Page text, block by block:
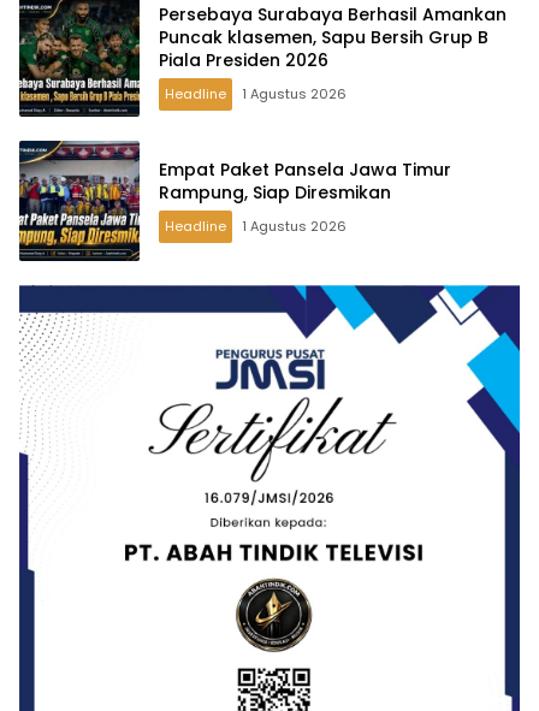
Persebaya Surabaya Berhasil Amankan
Puncak klasemen, Sapu Bersih Grup B
Piala Presiden 2026
Headline 1 Agustus 2026
Empat Paket Pansela Jawa Timur
Rampung, Siap Diresmikan
Headline 1 Agustus 2026